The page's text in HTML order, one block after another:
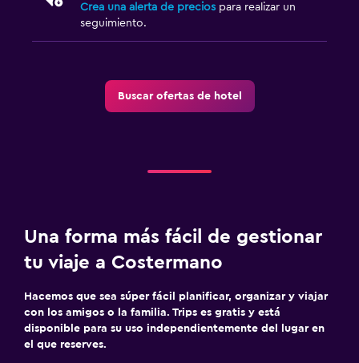
Crea una alerta de precios para realizar un
seguimiento.
Buscar ofertas de hotel
Una forma más fácil de gestionar
tu viaje a Costermano
Hacemos que sea súper fácil planificar, organizar y viajar
con los amigos o la familia. Trips es gratis y está
disponible para su uso independientemente del lugar en
el que reserves.